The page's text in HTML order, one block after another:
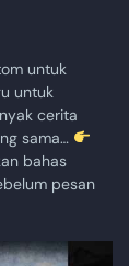
untuk
untuk
cerita
sama…
bahas
pesan